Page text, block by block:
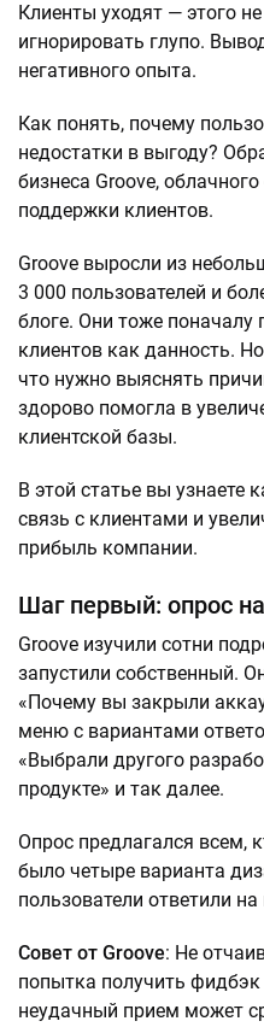
Клиенты уходят — этого
игнорировать глупо.
негативного опыта.
Как понять, почему
недостатки в выгоду?
бизнеса Groove,
поддержки клиентов.
Groove выросли из
3 000 пользователей и
блоге. Они тоже поначалу
клиентов как данность.
что нужно выяснять
здорово помогла в
клиентской базы.
В этой статье вы узнаете
связь с клиентами и
прибыль компании.
Шаг первый: опрос
Groove изучили сотни
запустили собственный.
«Почему вы закрыли
меню с вариантами
«Выбрали другого
продукте» и так далее.
Опрос предлагался всем,
было четыре варианта
пользователи ответили
Совет от Groove: Не
попытка получить
неудачный прием может